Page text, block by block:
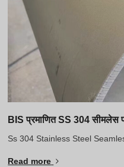
BIS प्रमाणित SS 304 सीमलेस
Ss 304 Stainless Steel
Read more